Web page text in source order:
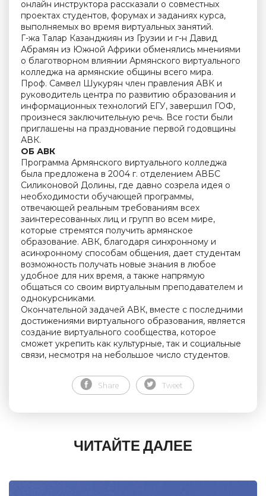
онлайн инструктора рассказали о совместных
проектах студентов, форумах и заданиях курса,
выполняемых во время виртуальных занятий.
Г-жа Талар Казанджиян из Грузии и г-н Давид
Абрамян из Южной Африки обменялись мнениями
о благотворном влиянии Армянского виртуального
колледжа на армянские общины всего мира.
Проф. Самвел Шукурян член правления АВК и
руководитель центра по развитию образования и
информационных технологий ЕГУ, завершил ГОФ,
произнеся заключительную речь. Все гости были
приглашены на празднование первой годовщины
АВК.
ОБ АВК
Программа Армянского виртуального колледжа
была предложена в 2004 г. отделением АВБС
Силиконовой Долины, где давно созрела идея о
необходимости обучающей программы,
отвечающей реальным требованиям всех
заинтересованных лиц и групп во всем мире,
которые стремятся получить армянское
образование. АВК, благодаря синхронному и
асинхронному способам общения, дает студентам
возможность получать новые знания в любое
удобное для них время, а также напрямую
общаться со своим виртуальным преподавателем и
однокурсниками.
Окончательной задачей АВК, вместе с последними
достижениями виртуального образования, является
создание виртуального сообщества, которое
сможет укрепить как культурные, так и социальные
связи, несмотря на небольшое число студентов.
Share Tweet
ЧИТАЙТЕ ДАЛЕЕ